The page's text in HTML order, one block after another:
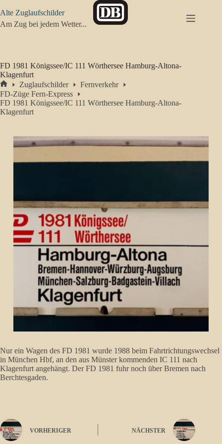
Inhalt
springen
Alte Zuglaufschilder
Am Zug bei jedem Wetter...
FD 1981 Königssee/IC 111 Wörthersee Hamburg-Altona-
Klagenfurt
Start
Zuglaufschilder
Fernverkehr
FD-Züge Fern-Express
FD 1981 Königssee/IC 111 Wörthersee Hamburg-Altona-
Klagenfurt
Nur ein Wagen des FD 1981 wurde 1988 beim Fahrtrichtungswechsel
in München Hbf, an den aus Münster kommenden IC 111 nach
Klagenfurt angehängt. Der FD 1981 fuhr noch über Bremen nach
Berchtesgaden.
VORHERIGER NÄCHSTER